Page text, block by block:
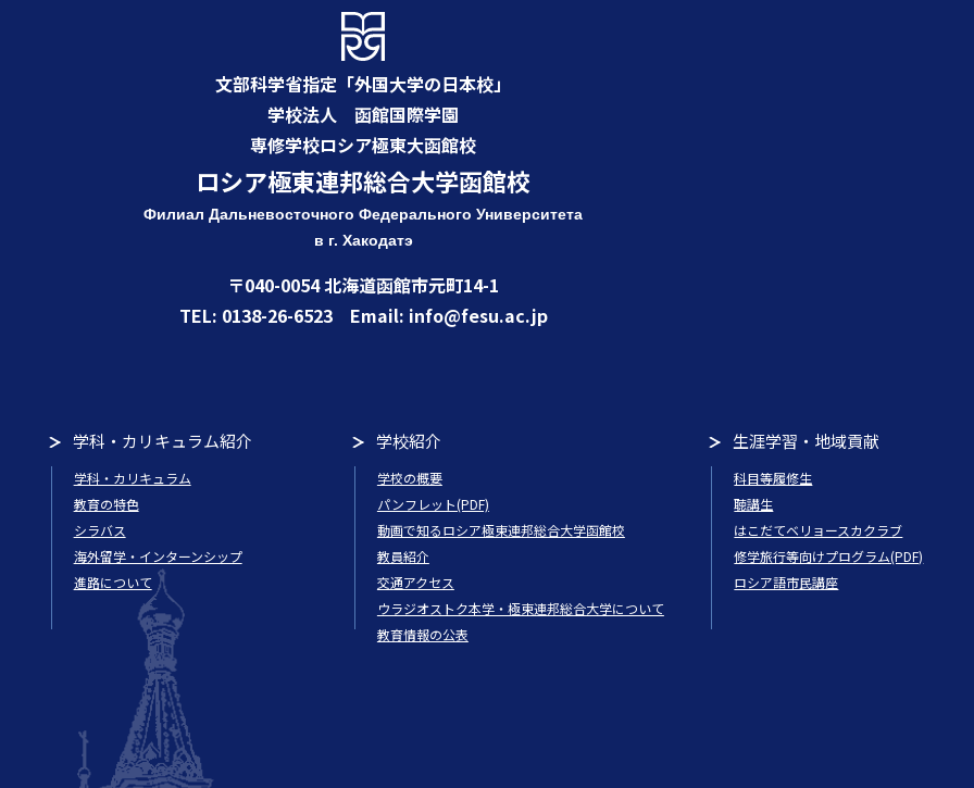
文部科学省指定「外国大学の日本校」
学校法人 函館国際学園
専修学校ロシア極東大函館校
ロシア極東連邦総合大学函館校
Филиал Дальневосточного Федерального Университета
в г. Хакодатэ
〒040-0054 北海道函館市元町14-1
TEL: 0138-26-6523 Email: info@fesu.ac.jp
学科・カリキュラム紹介
学科・カリキュラム
教育の特色
シラバス
海外留学・インターンシップ
進路について
学校紹介
学校の概要
パンフレット(PDF)
動画で知るロシア極東連邦総合大学函館校
教員紹介
交通アクセス
ウラジオストク本学・極東連邦総合大学について
教育情報の公表
生涯学習・地域貢献
科目等履修生
聴講生
はこだてベリョースカクラブ
修学旅行等向けプログラム(PDF)
ロシア語市民講座